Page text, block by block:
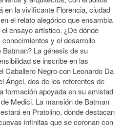
en la vivificante Florencia, ciudad
el relato alegórico que ensambla
ensayo artístico. ¿De dónde
y el desarrollo
Batman? La génesis de su
se inscribe en las
Caballero Negro con Leonardo Da
Ángel, dos de los referentes de
formación apoyada en su amistad
Medici. La mansión de Batman
en Pratolino, donde destacan
infinitas que se coronan con